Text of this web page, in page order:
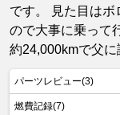
です。 見た目は
ので大事に乗って
約24,000kmで父に
パーツレビュー(3)
燃費記録(7)